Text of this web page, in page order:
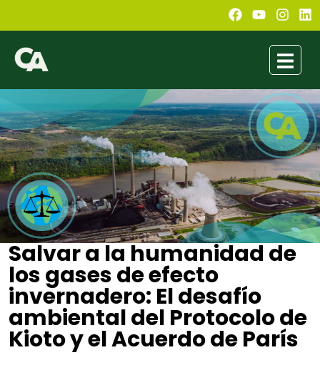
Salvar a la humanidad de
los gases de efecto
invernadero: El desafío
ambiental del Protocolo de
Kioto y el Acuerdo de París